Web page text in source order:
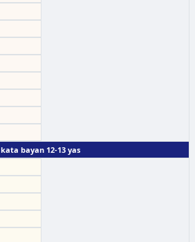
kata bayan 12-13 yas